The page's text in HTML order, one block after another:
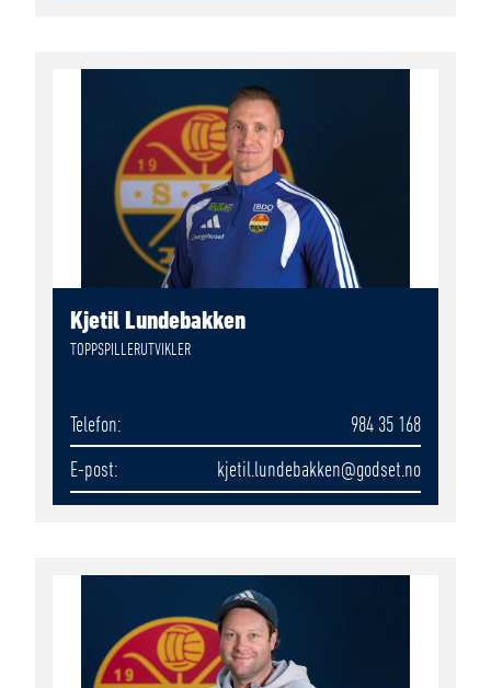
Kjetil Lundebakken
TOPPSPILLERUTVIKLER
Telefon
984 35 168
E-post
kjetil.lundebakken@godset.no